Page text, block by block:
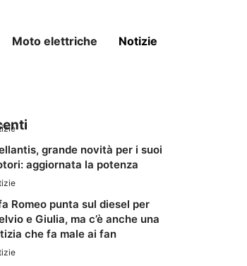
Moto elettriche Notizie
grande novità per i suoi
aggiornata la potenza
Romeo punta sul diesel per
e Giulia, ma c’è anche una
che fa male ai fan